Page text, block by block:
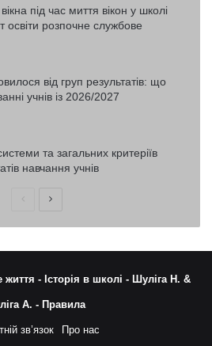
під час миття вікон у школі
розпочне службове
від груп результатів: що
учнів із 2026/2027
та загальних критеріїв
навчання учнів
ПопередняНаступна
життя - Історія в школі - Шуліга Н. &
А. - Правила
зв’язок Про нас